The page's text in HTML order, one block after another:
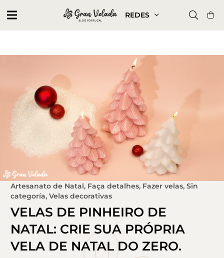
REDES
Artesanato de Natal, Faça detalhes, Fazer velas, Sin
categoría, Velas decorativas
VELAS DE PINHEIRO DE
NATAL: CRIE SUA PRÓPRIA
VELA DE NATAL DO ZERO.